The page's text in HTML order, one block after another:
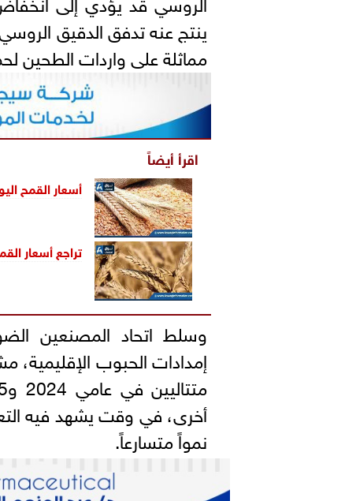
ينتج عنه تدفق الدقيق
مماثلة على واردات الطحين
اقرأ أيضاً
أسعار القمح
تراجع أسعار
وسلط اتحاد المصنعين
إمدادات الحبوب
أخرى، في وقت يشهد فيه
نمواً متسارعاً.